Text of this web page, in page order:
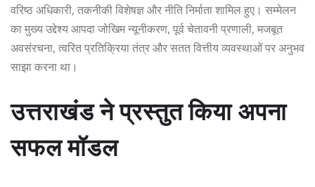
वरिष्ठ अधिकारी, तकनीकी विशेषज्ञ और नीति निर्माता शामिल हुए। सम्मेलन
का मुख्य उद्देश्य आपदा जोखिम न्यूनीकरण, पूर्व चेतावनी प्रणाली, मजबूत
अवसंरचना, त्वरित प्रतिक्रिया तंत्र और सतत वित्तीय व्यवस्थाओं पर अनुभव
साझा करना था।
उत्तराखंड ने प्रस्तुत किया अपना
सफल मॉडल